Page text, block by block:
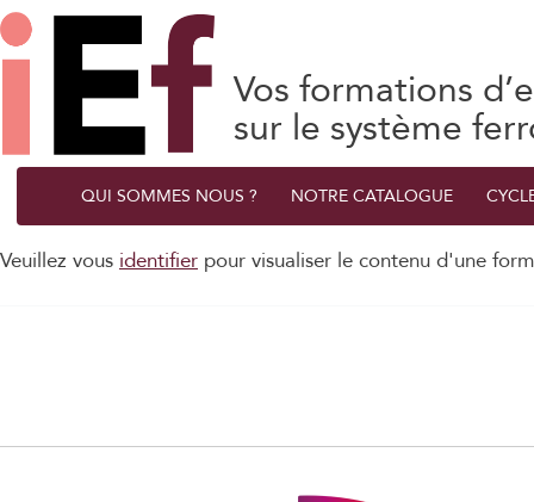
Vos formations
sur le système
QUI SOMMES NOUS ? NOTRE CATALOGUE
Veuillez vous identifier pour visualiser le contenu d'une